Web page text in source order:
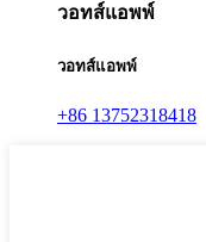
วอทส์แอพพ์
วอทส์แอพพ์
+86 13752318418